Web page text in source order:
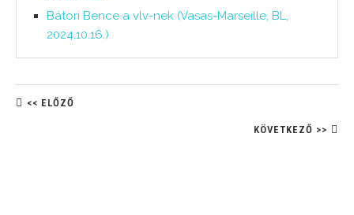
Bátori Bence a vlv-nek (Vasas-Marseille, BL,
2024.10.16.)
<< ELŐZŐ
KÖVETKEZŐ >>